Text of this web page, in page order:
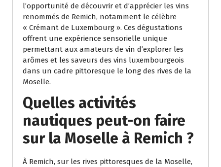
l’opportunité de découvrir et d’apprécier les vins
renommés de Remich, notamment le célèbre
« Crémant de Luxembourg ». Ces dégustations
offrent une expérience sensorielle unique
permettant aux amateurs de vin d’explorer les
arômes et les saveurs des vins luxembourgeois
dans un cadre pittoresque le long des rives de la
Moselle.
Quelles activités
nautiques peut-on faire
sur la Moselle à Remich ?
À Remich, sur les rives pittoresques de la Moselle,